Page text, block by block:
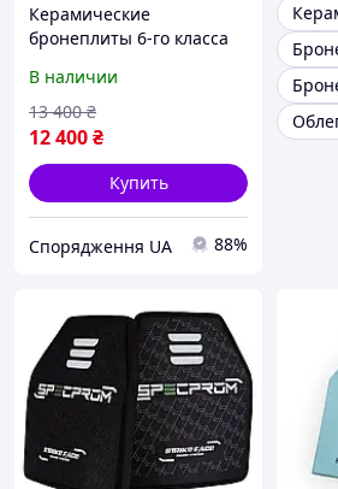
Керамические
бронеплиты 6-го класса
В наличии
12 400₴
13 400 ₴
Купить
Спорядження UA 88%